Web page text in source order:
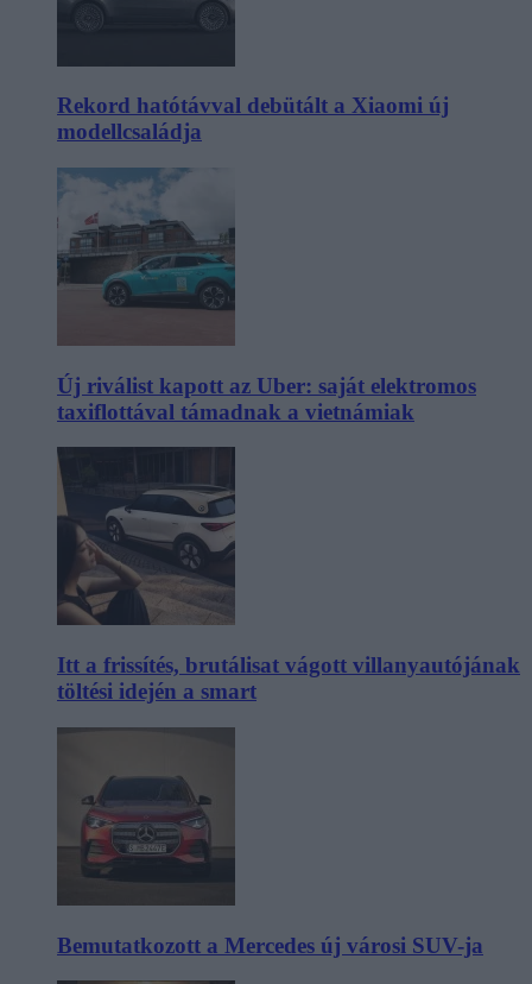
Rekord hatótávval debütált a Xiaomi új
modellcsaládja
Új riválist kapott az Uber: saját elektromos
taxiflottával támadnak a vietnámiak
Itt a frissítés, brutálisat vágott villanyautójának
töltési idején a smart
Bemutatkozott a Mercedes új városi SUV-ja